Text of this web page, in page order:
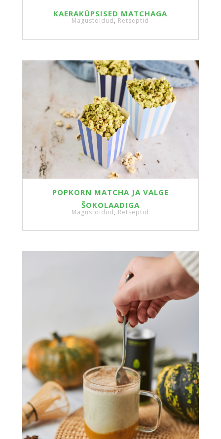
KAERAKÜPSISED MATCHAGA
Magustoidud, Retseptid
POPKORN MATCHA JA VALGE
ŠOKOLAADIGA
Magustoidud, Retseptid